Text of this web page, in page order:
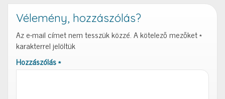
Vélemény, hozzászólás?
Az e-mail címet nem tesszük közzé.A kötelező mezőket*
karakterrel jelöltük
Hozzászólás*